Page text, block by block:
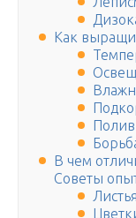
Как
Полив
В чем
Советы